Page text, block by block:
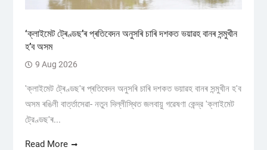
‘ক্লাইমেট ট্ৰেণ্ডছ’ৰ প্ৰতিবেদন অনুসৰি চাৰি দশকত ভয়াৱহ বানৰ সন্মুখীন
হ’ব অসম
9 Aug 2026
'ক্লাইমেট ট্ৰেণ্ডছ'ৰ প্ৰতিবেদন অনুসৰি চাৰি দশকত ভয়াৱহ বানৰ সন্মুখীন হ'ব
অসম ৰঙিলী বাৰ্ত্তাসেৱা- নতুন দিল্লীস্থিত জলবায়ু গৱেষণা কেন্দ্র 'ক্লাইমেট
ট্রেণ্ডছ'ৰ...
Read More